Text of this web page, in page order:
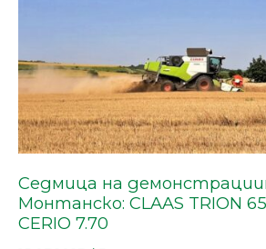
Седмица на
Монтанско: CLAAS TRION
CERIO 7.70
CERIO
7.70